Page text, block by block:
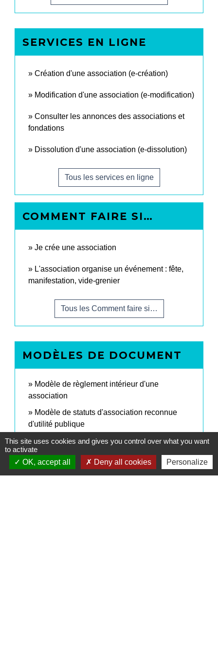
SERVICES EN LIGNE
Création d'une association (e-création)
Modification d'une association (e-modification)
Consulter les annonces des associations et
fondations
Dissolution d'une association (e-dissolution)
Tous les services en ligne
COMMENT FAIRE SI…
Je crée une association
L'association organise un événement : fête,
manifestation, vide-grenier
Tous les Comment faire si…
MODÈLES DE DOCUMENT
Modèle de règlement intérieur d'une
association
Modèle de statuts d'association reconnue
d'utilité publique
Attestation sur l'honneur d'un particulier de
non-participation à 2 autres ventes au déballage
This site uses cookies and gives you control over what you want
to activate
OK, accept all
Deny all cookies Personalize